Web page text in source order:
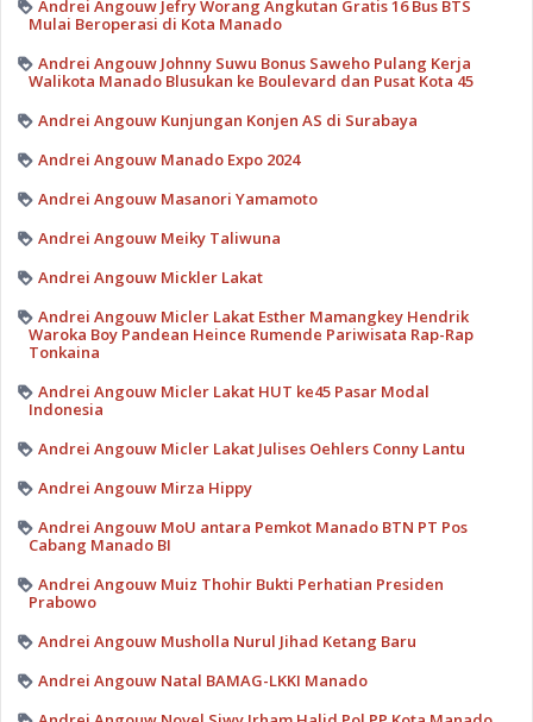
Andrei Angouw Jefry Worang Angkutan Gratis 16 Bus BTS
Mulai Beroperasi di Kota Manado
Andrei Angouw Johnny Suwu Bonus Saweho Pulang Kerja
Walikota Manado Blusukan ke Boulevard dan Pusat Kota 45
Andrei Angouw Kunjungan Konjen AS di Surabaya
Andrei Angouw Manado Expo 2024
Andrei Angouw Masanori Yamamoto
Andrei Angouw Meiky Taliwuna
Andrei Angouw Mickler Lakat
Andrei Angouw Micler Lakat Esther Mamangkey Hendrik
Waroka Boy Pandean Heince Rumende Pariwisata Rap-Rap
Tonkaina
Andrei Angouw Micler Lakat HUT ke45 Pasar Modal
Indonesia
Andrei Angouw Micler Lakat Julises Oehlers Conny Lantu
Andrei Angouw Mirza Hippy
Andrei Angouw MoU antara Pemkot Manado BTN PT Pos
Cabang Manado BI
Andrei Angouw Muiz Thohir Bukti Perhatian Presiden
Prabowo
Andrei Angouw Musholla Nurul Jihad Ketang Baru
Andrei Angouw Natal BAMAG-LKKI Manado